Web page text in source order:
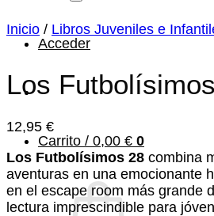
Acceder
Carrito / 0,00 € 0
Inicio / Libros Juveniles e
Los
12,95 €
Los Futbolísimos 28 combina
aventuras en una emocionante
en el escape room más grande
lectura imprescindible para